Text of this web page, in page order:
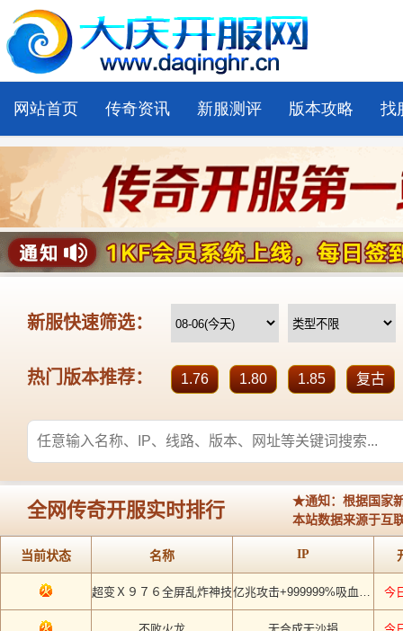
网站首页 传奇资讯 新服测评 版本攻略 找